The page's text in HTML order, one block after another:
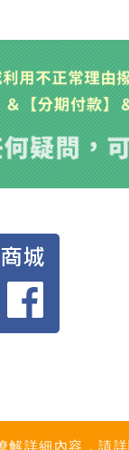
解詳細內容，請詳